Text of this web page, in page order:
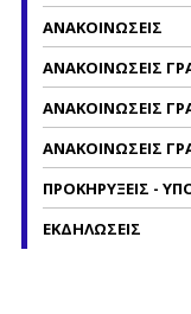
ΑΝΑΚΟΙΝΩΣΕΙΣ
ΑΝΑΚΟΙΝΩΣΕΙΣ
ΑΝΑΚΟΙΝΩΣΕΙΣ
ΑΝΑΚΟΙΝΩΣΕΙΣ
ΠΡΟΚΗΡΥΞΕΙΣ -
ΕΚΔΗΛΩΣΕΙΣ